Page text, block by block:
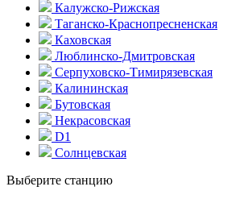
Калужско-Рижская
Таганско-Краснопресненская
Каховская
Люблинско-Дмитровская
Серпуховско-Тимирязевская
Калининская
Бутовская
Некрасовская
D1
Солнцевская
Выберите станцию